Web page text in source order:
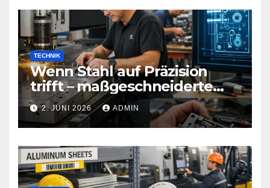
TECHNIK
Wenn Stahl auf Präzision
trifft – maßgeschneiderte
Sicherheitstechnik, die Türen
neu definiert
2. JUNI 2026 ADMIN